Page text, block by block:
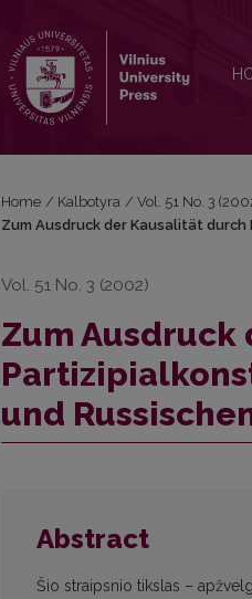
Home / Kalbotyra / Vol. 51 No. 3
Zum Ausdruck der Kausalität
Vol. 51 No. 3 (2002)
Zum
und
Abstract
Šio straipsnio tikslas –